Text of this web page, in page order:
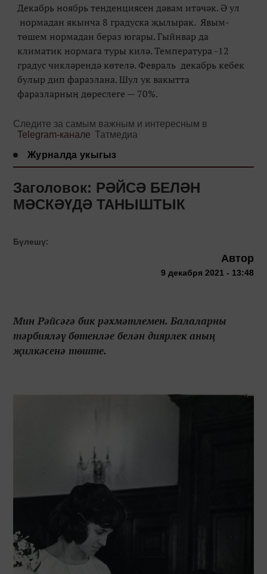
Декабрь ноябрь тенденциясен дәвам итәчәк. Ә ул
нормадан якынча 8 градуска җылырак. Явым-
төшем нормадан бераз югары. Гыйнвар да
климатик нормага туры килә. Температура -12
градус чикләрендә көтелә. Февраль декабрь кебек
булыр дип фаразлана. Шул ук вакытта
фаразларның дөреслеге — 70%.
Следите за самым важным и интересным в
Telegram-канале Татмедиа
Журналда укыгыз
Заголовок: РӘЙСӘ БЕЛӘН
МӘСКӘҮДӘ ТАНЫШТЫК
Бүлешү:
Автор
9 декабря 2021 - 13:48
Мин Рәйсәгә бик рәхмәтлемен. Балаларны
тәрбияләү бөтенләе белән диярлек аның
җилкәсенә төште.